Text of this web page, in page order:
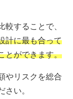
較することで、
計に最も合って
とができます。
やリスクを総合
さい。